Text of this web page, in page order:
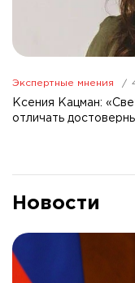
Экспертные мнения
Ксения Кацман:
отличать
Новости